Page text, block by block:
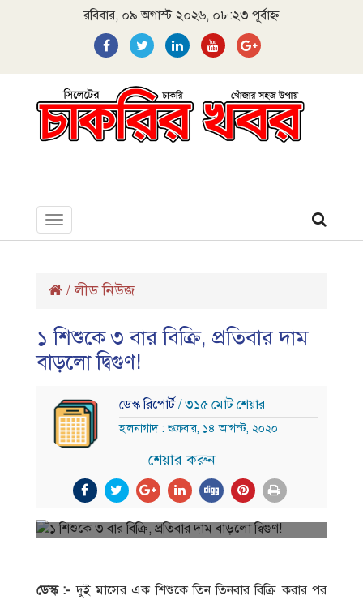
রবিবার, ০৯ অগাস্ট ২০২৬, ০৮:২৩ পূর্বাহ্ন
Toggle
navigation
/লীড নিউজ
১ শিশুকে ৩ বার বিক্রি, প্রতিবার দাম
বাড়লো দ্বিগুণ!
ডেস্ক রিপোর্ট/ ৩১৫ মোট শেয়ার
হালনাগাদ : শুক্রবার, ১৪ আগস্ট, ২০২০
শেয়ার করুন
ডেস্ক :- দুই মাসের এক শিশুকে তিন তিনবার বিক্রি করার পর